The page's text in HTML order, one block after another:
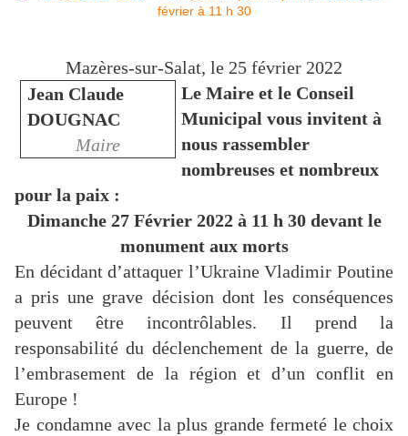
Mazères-sur-Salat, le 25 février 2022
Jean Claude
DOUGNAC
Maire
Le Maire et le Conseil
Municipal vous invitent à
nous rassembler
nombreuses et nombreux
pour la paix :
Dimanche 27 Février 2022 à 11 h 30 devant le
monument aux morts
En décidant d’attaquer l’Ukraine Vladimir Poutine
a pris une grave décision dont les conséquences
peuvent être incontrôlables. Il prend la
responsabilité du déclenchement de la guerre, de
l’embrasement de la région et d’un conflit en
Europe !
Je condamne avec la plus grande fermeté le choix